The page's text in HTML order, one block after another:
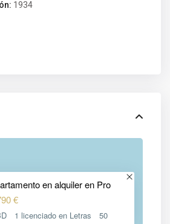
1934
en alquiler en Pro
€
1 licenciado en Letras 50